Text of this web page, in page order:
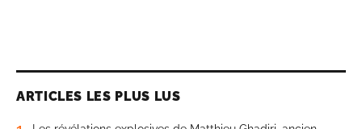
ARTICLES LES PLUS LUS